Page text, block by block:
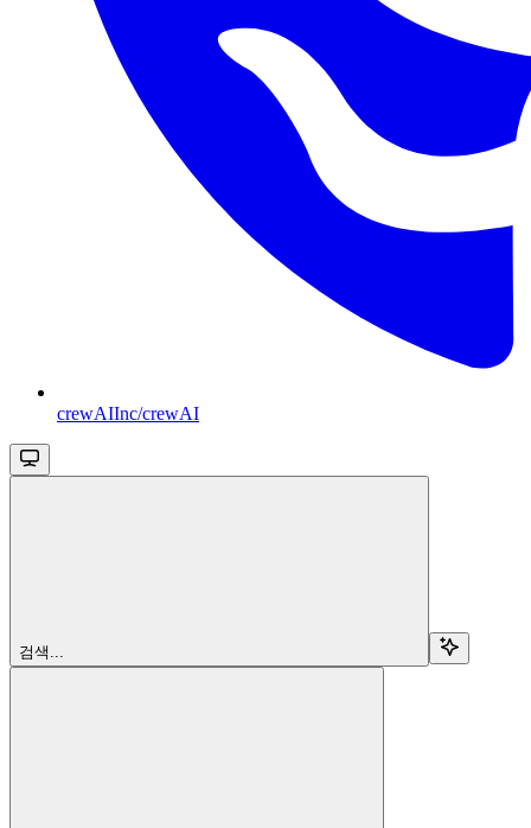
crewAIInc/crewAI
검색...